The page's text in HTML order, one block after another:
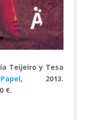
Teijeiro y Tesa
, 2013.
€.